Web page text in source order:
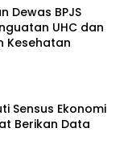
Dewas BPJS
UHC dan
Kesehatan
Sensus Ekonomi
Berikan Data